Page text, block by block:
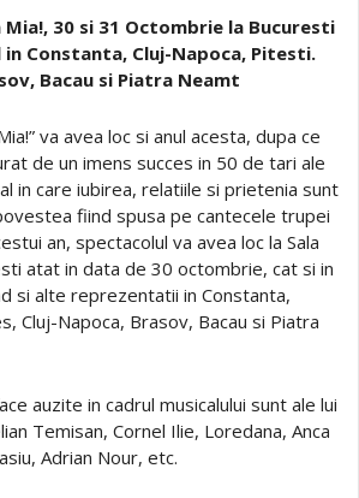
Mia!, 30 si 31 Octombrie la Bucuresti
Constanta, Cluj-Napoca, Pitesti.
Bacau si Piatra Neamt
va avea loc si anul acesta, dupa ce
de un imens succes in 50 de tari ale
in care iubirea, relatiile si prietenia sunt
fiind spusa pe cantecele trupei
an, spectacolul va avea loc la Sala
atat in data de 30 octombrie, cat si in
si alte reprezentatii in Constanta,
Cluj-Napoca, Brasov, Bacau si Piatra
auzite in cadrul musicalului sunt ale lui
Temisan, Cornel Ilie, Loredana, Anca
Adrian Nour, etc.